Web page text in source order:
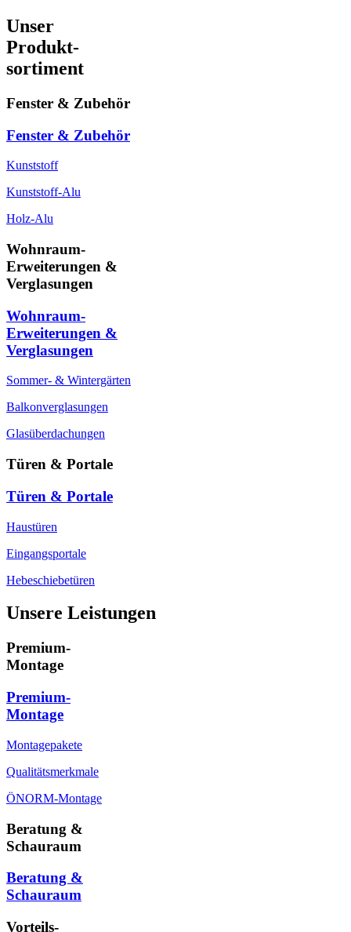
Unser
Produkt-
sortiment
Fenster & Zubehör
Fenster & Zubehör
Kunststoff
Kunststoff-Alu
Holz-Alu
Wohnraum-
Erweiterungen &
Verglasungen
Wohnraum-
Erweiterungen &
Verglasungen
Sommer- & Wintergärten
Balkonverglasungen
Glasüberdachungen
Türen & Portale
Türen & Portale
Haustüren
Eingangsportale
Hebeschiebetüren
Unsere Leistungen
Premium-
Montage
Premium-
Montage
Montagepakete
Qualitätsmerkmale
ÖNORM-Montage
Beratung &
Schauraum
Beratung &
Schauraum
Vorteils-